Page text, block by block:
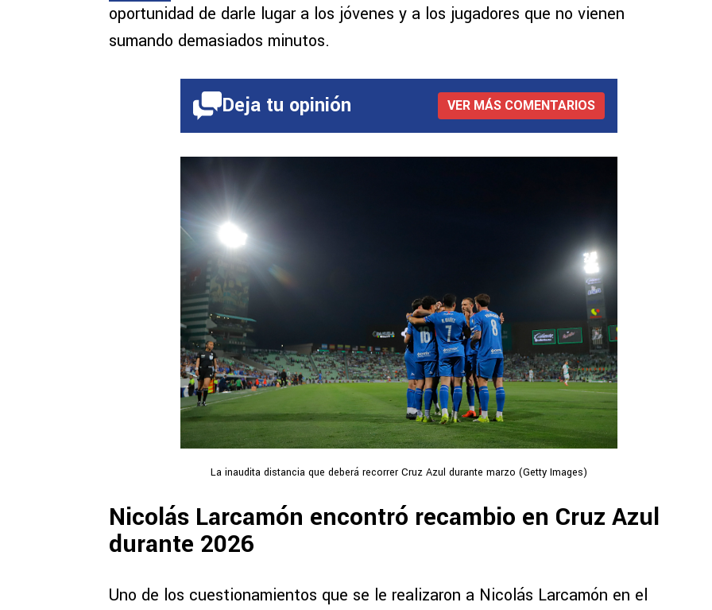
oportunidad de darle lugar a los jóvenes y a los jugadores que no vienen
sumando demasiados minutos.
Deja tu opinión VER MÁS COMENTARIOS
La inaudita distancia que deberá recorrer Cruz Azul durante marzo (Getty Images)
Nicolás Larcamón encontró recambio en Cruz Azul
durante 2026
Uno de los cuestionamientos que se le realizaron a Nicolás Larcamón en el